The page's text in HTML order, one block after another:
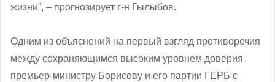
жизни”, ‒ прогнозирует г-н Гылыбов.
Одним из объяснений на первый взгляд противоречия
между сохраняющимся высоким уровнем доверия
премьер-министру Борисову и его партии ГЕРБ с